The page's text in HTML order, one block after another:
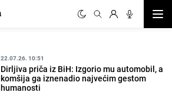
22.07.26. 10:51
Dirljiva priča iz BiH: Izgorio mu automobil, a
komšija ga iznenadio najvećim gestom
humanosti